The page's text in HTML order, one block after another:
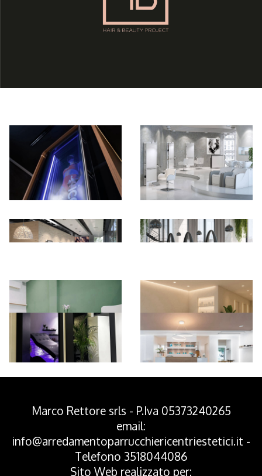
Marco Rettore srls - P.Iva 05373240265
email:
info@arredamentoparrucchiericentriestetici.it -
Telefono 3518044086
Sito Web realizzato per: